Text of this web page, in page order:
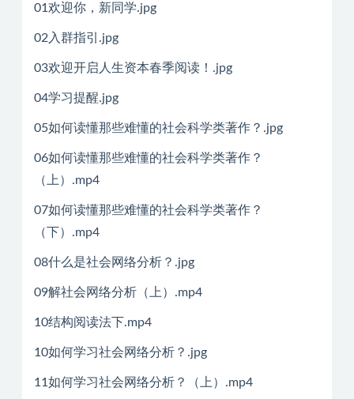
01欢迎你，新同学.jpg
02入群指引.jpg
03欢迎开启人生资本春季阅读！.jpg
04学习提醒.jpg
05如何读懂那些难懂的社会科学类著作？.jpg
06如何读懂那些难懂的社会科学类著作？
（上）.mp4
07如何读懂那些难懂的社会科学类著作？
（下）.mp4
08什么是社会网络分析？.jpg
09解社会网络分析（上）.mp4
10结构阅读法下.mp4
10如何学习社会网络分析？.jpg
11如何学习社会网络分析？（上）.mp4